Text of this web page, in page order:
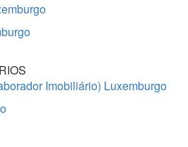
Imobiliário) Luxemburgo